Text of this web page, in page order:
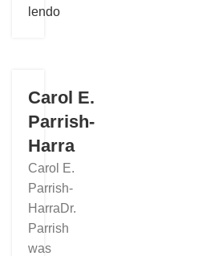
lendo
Carol E.
Parrish-
Harra
Carol E.
Parrish-
HarraDr.
Parrish
was